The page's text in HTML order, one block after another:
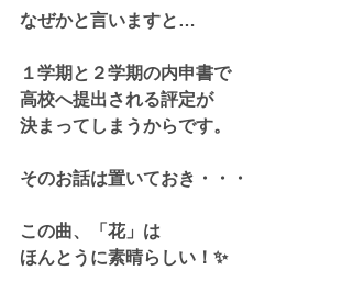
なぜかと言いますと…
１学期と２学期の内申書で
高校へ提出される評定が
決まってしまうからです。
そのお話は置いておき・・・
この曲、「花」は
ほんとうに素晴らしい！✨